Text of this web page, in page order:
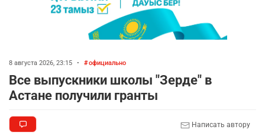
8 августа 2026, 23:15 • официально
Все выпускники школы "Зерде" в
Астане получили гранты
Написать автору